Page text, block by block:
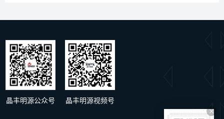
晶丰明源公众号 晶丰明源视频号